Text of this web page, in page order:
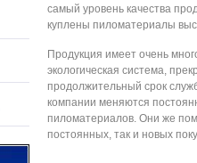
самый уровень качества
куплены пиломатериалы
Продукция имеет очень
экологическая система,
продолжительный срок
компании меняются
пиломатериалов. Они же
постоянных, так и новых